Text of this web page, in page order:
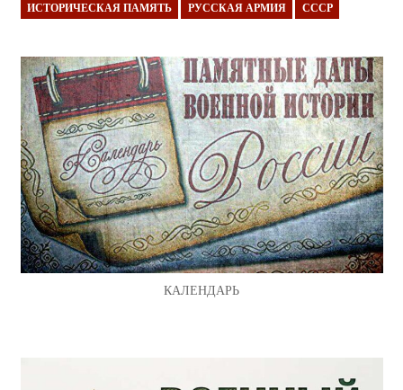
ИСТОРИЧЕСКАЯ ПАМЯТЬ РУССКАЯ АРМИЯ СССР
КАЛЕНДАРЬ